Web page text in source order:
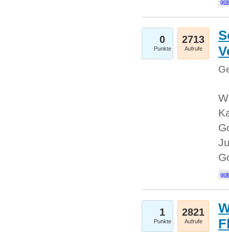
0
Punkte
2713
Aufrufe
1
Punkte
2821
Aufrufe